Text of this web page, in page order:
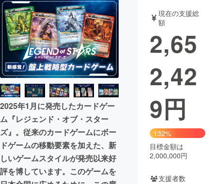
テクノロジー・ガジェット
映像・映画 書籍・雑誌
ビジネス・起業 チャレンジ
まちづくり・地域活性化
CAMPFIRE for Social Good
CAMPFIRE Creation
CAMPFIREふるさと納税machi-ya コミュニティ
2025年1月に発売したカードゲー
ム『レジェンド・オブ・スター
ズ』。従来のカードゲームにボー
ドゲームの移動要素を加えた、新
しいゲームスタイルが発売以来好
評を博しています。このゲームを
現在の支援総
額
2,65
2,42
9円
132%
目標金額は
2,000,000円
支援者数